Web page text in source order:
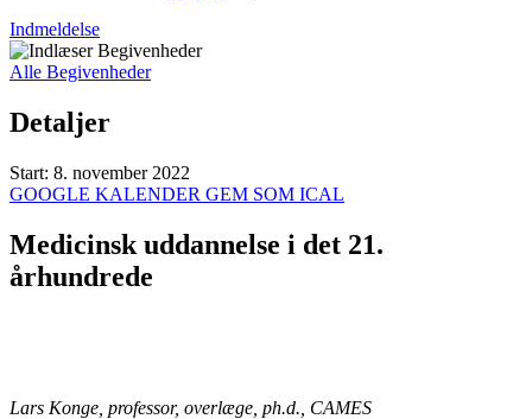
Indmeldelse
Alle Begivenheder
Detaljer
Start: 8. november 2022
GOOGLE KALENDER GEM SOM ICAL
Medicinsk uddannelse i det 21.
århundrede
Lars Konge, professor, overlæge, ph.d., CAMES